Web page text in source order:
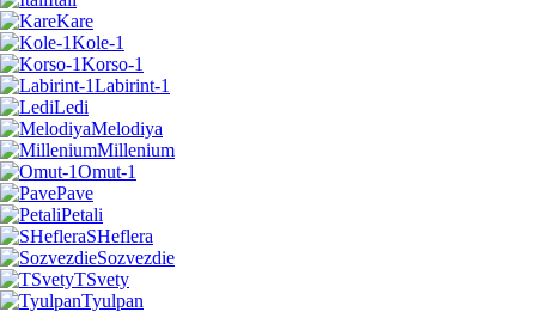
Kare
Kole-1
Korso-1
Labirint-1
Ledi
Melodiya
Millenium
Omut-1
Pave
Petali
SHeflera
Sozvezdie
TSvety
Tyulpan